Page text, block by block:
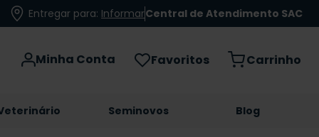
Entregar para: InformarCentral de Atendimento SAC
Minha Conta Favoritos
Seminovos Blog